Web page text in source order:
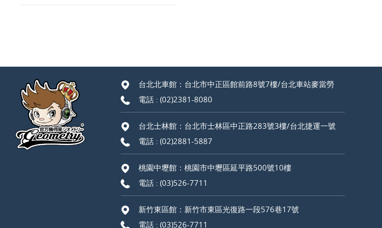
台北北車館：台北市中正區館前路8號7樓/台北車站麥當勞
電話 : (02)2381-8080
台北士林館：台北市士林區中正路283號3樓/台北捷運一號
電話 : (02)2881-5887
桃園中壢館：桃園市中壢區延平路500號10樓
電話 : (03)526-7711
新竹東區館：新竹市東區光復路一段576巷17號
電話 : (03)526-7711